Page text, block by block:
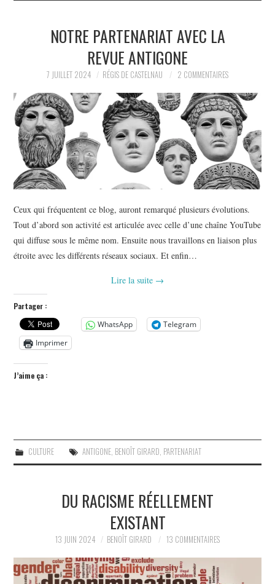
NOTRE PARTENARIAT AVEC LA
REVUE ANTIGONE
7 JUILLET 2024 RÉGIS DE CASTELNAU 2 COMMENTAIRES
Ceux qui fréquentent ce blog, auront remarqué plusieurs évolutions.
Tout d’abord son activité est articulée avec celle d’une chaîne YouTube
qui diffuse sous le même nom. Ensuite nous travaillons en liaison plus
étroite avec les différents réseaux sociaux. Et enfin…
Lire la suite →
Partager :
WhatsApp
Telegram
Imprimer
J’aime ça :
CULTURE ANTIGONE, BENOÎT GIRARD, PARTENARIAT
DU RACISME RÉELLEMENT
EXISTANT
13 JUIN 2024 BENOÎT GIRARD 13 COMMENTAIRES